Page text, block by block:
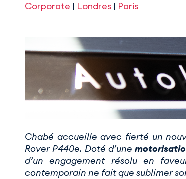
Corporate | Londres | Paris
Chabé accueille avec fierté un
Rover P440e. Doté d’une
d’un engagement résolu en
contemporain ne fait que sublimer